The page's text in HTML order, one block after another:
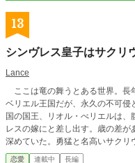
13
シンヴレス皇子はサクリ
Lance
ここは竜の舞うとある世界。長
ベリエル王国だが、永久の不可侵
国の国王、リオル・べリエルは
レスの嫁にと差し出す。歳の差が
深めていた。勇猛と名高いサクリ
持ちが溢れ、いつもディフォルメ
恋愛 連載中 長編